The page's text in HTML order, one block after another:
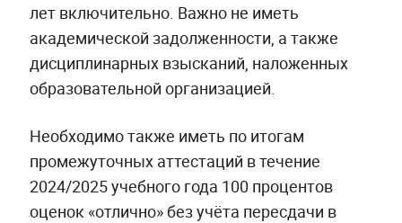
лет включительно. Важно не иметь
академической задолженности, а также
дисциплинарных взысканий, наложенных
образовательной организацией.
Необходимо также иметь по итогам
промежуточных аттестаций в течение
2024/2025 учебного года 100 процентов
оценок «отлично» без учёта пересдачи в